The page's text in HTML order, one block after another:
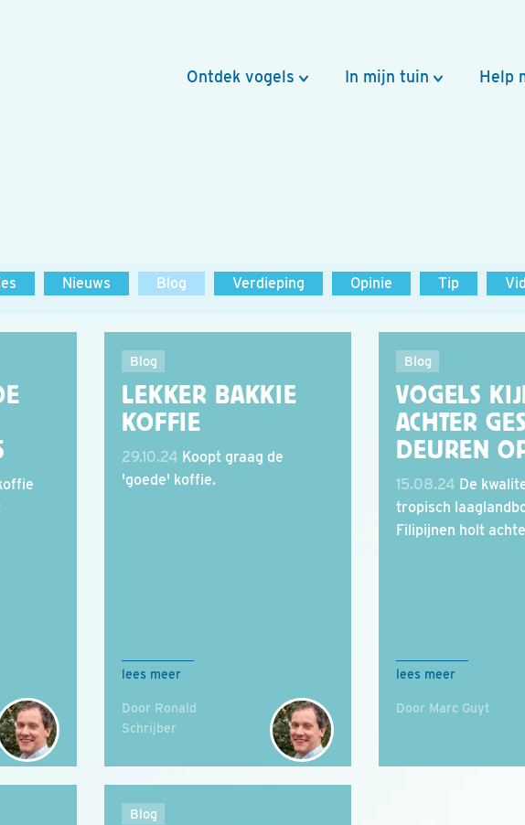
Ontdek vogels In mijn tuin Help
Nieuws Blog Verdieping Opinie Tip
Blog
LEKKER BAKKIE
KOFFIE
29.10.24 Koopt graag de
'goede' koffie.
lees meer
Door Ronald
Schrijber
Blog
VOGELS
ACHTER
DEUREN
15.08.24 De
tropisch
Filipijnen holt
lees meer
Door Marc Guyt
Blog